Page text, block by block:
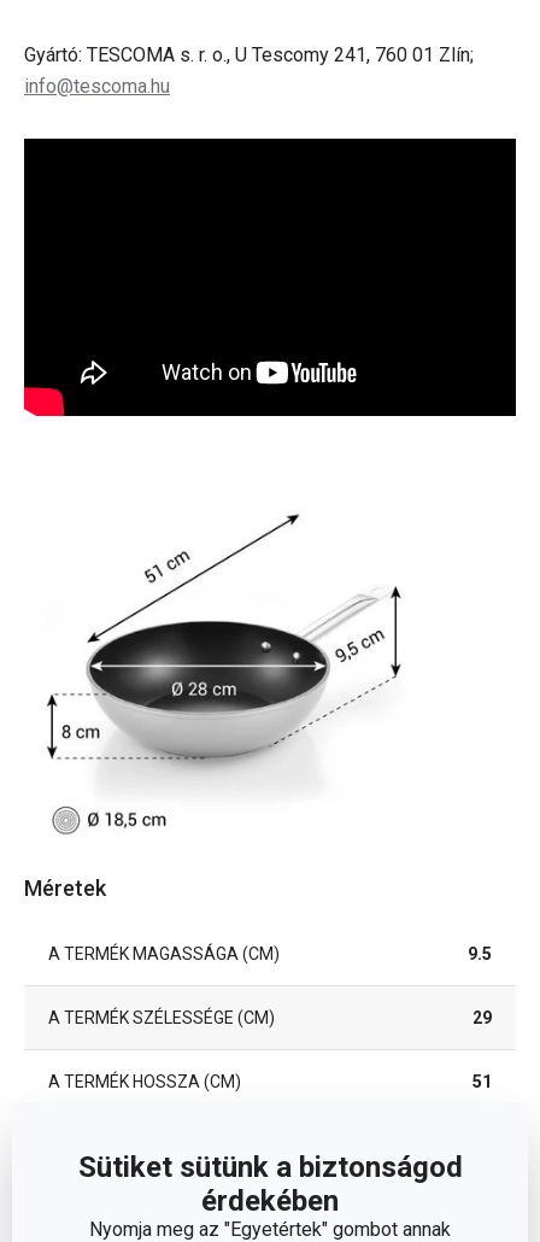
Sütiket sütünk a biztonságod
érdekében
Nyomja meg az "Egyetértek" gombot annak
Gyártó: TESCOMA s. r. o., U Tescomy 241, 760 01 Zlín;
info@tescoma.hu
Méretek
A TERMÉK MAGASSÁGA (CM) 9.5
A TERMÉK SZÉLESSÉGE (CM) 29
A TERMÉK HOSSZA (CM) 51
INDUKCIÓS ALJ ÁTMÉRŐJE (CM)